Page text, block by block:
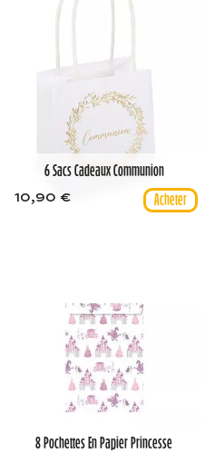
6 Sacs Cadeaux Communion
10,90 €
8 Pochettes En Papier Princesse